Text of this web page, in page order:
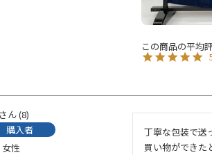
8
購入者
女性
丁寧な包装で送
買い物ができた